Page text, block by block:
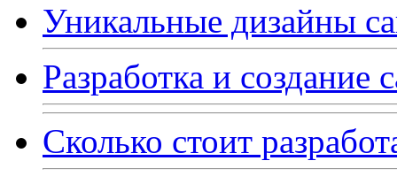
Уникальные дизайны
Разработка и создание
Сколько стоит